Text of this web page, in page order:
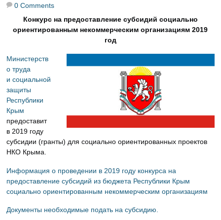
0 Comments
Конкурс на предоставление субсидий социально
ориентированным некоммерческим организациям 2019
год
Министерств
о труда
и социальной
защиты
Республики
Крым
предоставит
в 2019 году
субсидии (гранты) для социально ориентированных проектов
НКО Крыма.
Информация о проведении в 2019 году конкурса на
предоставление субсидий из бюджета Республики Крым
социально ориентированным некоммерческим организациям
Документы необходимые подать на субсидию.